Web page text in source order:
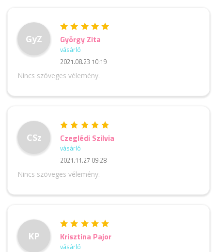
GyZ György Zita
vásárló
2021.08.23 10:19
Nincs szöveges vélemény.
CSz Czeglédi Szilvia
vásárló
2021.11.27 09:28
Nincs szöveges vélemény.
KP Krisztina Pajor
vásárló